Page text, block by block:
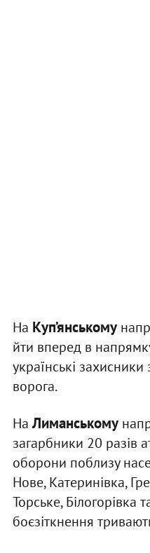
На Куп’янському
йти вперед в
українські
ворога.
НаЛиманському
загарбники 20 разів
оборони поблизу
Нове, Катеринівка,
Торське, Білогорівка
боєзіткнення